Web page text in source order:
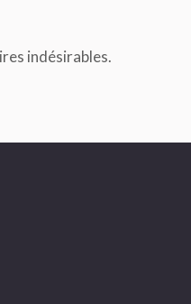
indésirables.